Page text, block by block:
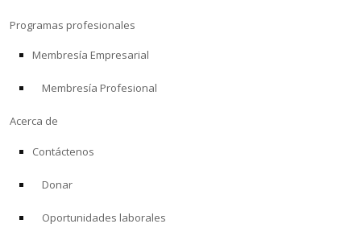
Programas profesionales
Membresía Empresarial
Membresía Profesional
Acerca de
Contáctenos
Donar
Oportunidades laborales